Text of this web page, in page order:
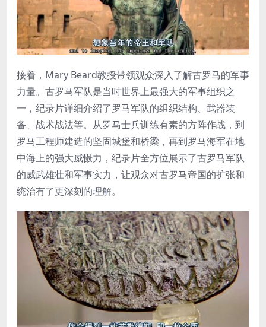
接着，Mary Beard教授带领观众深入了解古罗马的军事
力量。古罗马军队是当时世界上最强大的军事组织之
一，纪录片详细介绍了罗马军队的组织结构、武器装
备、战术战法等。从罗马士兵训练有素的方阵作战，到
罗马工程师建造的坚固城堡和桥梁，再到罗马海军在地
中海上的强大威慑力，纪录片全方位展示了古罗马军队
的威武雄壮和军事实力，让观众对古罗马帝国的扩张和
统治有了更深刻的理解。